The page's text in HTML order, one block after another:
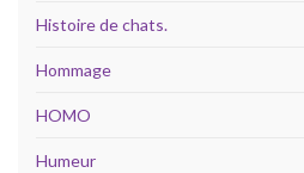
Histoire de chats.
Hommage
HOMO
Humeur